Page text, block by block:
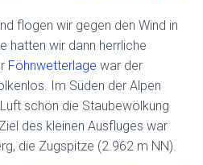
flogen wir gegen den Wind in
hatten wir dann herrliche
Föhnwetterlage war der
Im Süden der Alpen
schön die Staubewölkung
des kleinen Ausfluges war
die Zugspitze (2.962 m NN).